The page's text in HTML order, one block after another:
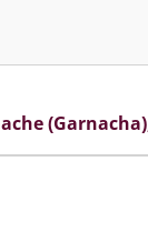
(Garnacha)